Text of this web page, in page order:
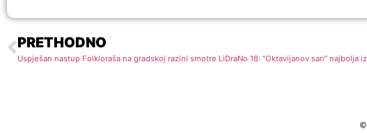
PRETHODNO
Uspješan nastup Folkloraša na gradskoj razini smotre LiDraNo 18: “Oktavijanov san” najbolja
©